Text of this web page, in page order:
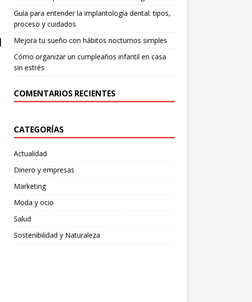
Guía para entender la implantología dental: tipos,
proceso y cuidados
Mejora tu sueño con hábitos nocturnos simples
Cómo organizar un cumpleaños infantil en casa
sin estrés
COMENTARIOS RECIENTES
CATEGORÍAS
Actualidad
Dinero y empresas
Marketing
Moda y ocio
Salud
Sostenibilidad y Naturaleza